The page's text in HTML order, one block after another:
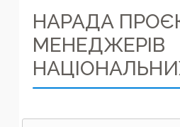
НАРАДА
МЕНЕДЖЕРІВ